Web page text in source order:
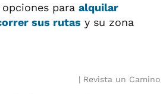
para alquilar
sus rutas y su zona
Revista un Camino